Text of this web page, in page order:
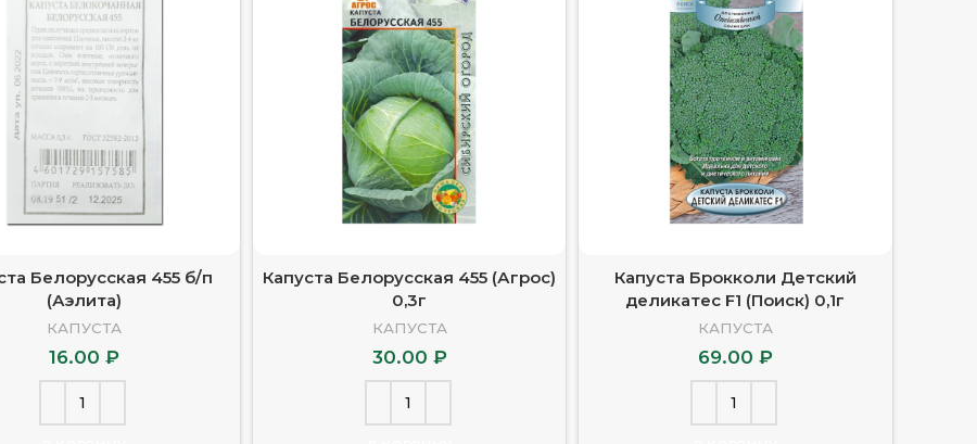
Белорусская 455 б/п
(Аэлита)
КАПУСТА
16.00 ₽
Капуста Белорусская 455 (Агрос)
0,3г
КАПУСТА
30.00 ₽
Капуста Брокколи Детский
деликатес F1 (Поиск) 0,1г
КАПУСТА
69.00 ₽